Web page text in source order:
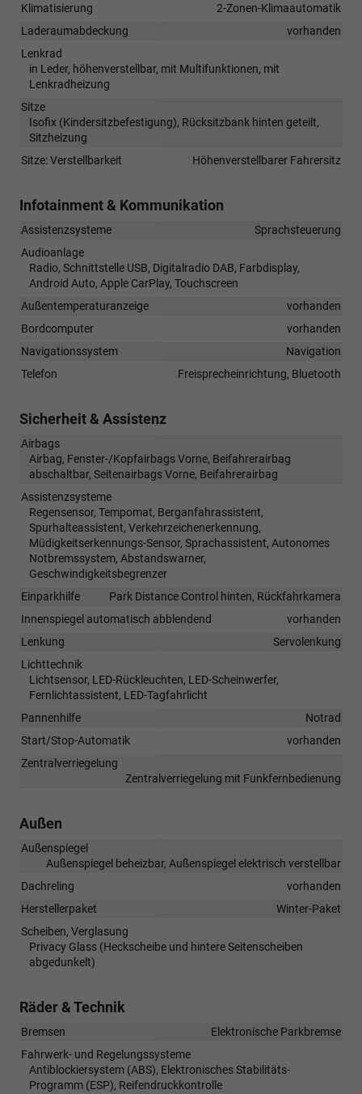
Klimatisierung
2-Zonen-Klimaautomatik
Laderaumabdeckung
vorhanden
Lenkrad
in Leder, höhenverstellbar, mit Multifunktionen, mit
Lenkradheizung
Sitze
Isofix (Kindersitzbefestigung), Rücksitzbank hinten geteilt,
Sitzheizung
Sitze: Verstellbarkeit
Höhenverstellbarer Fahrersitz
Infotainment & Kommunikation
Assistenzsysteme
Sprachsteuerung
Audioanlage
Radio, Schnittstelle USB, Digitalradio DAB, Farbdisplay,
Android Auto, Apple CarPlay, Touchscreen
Außentemperaturanzeige
vorhanden
Bordcomputer
vorhanden
Navigationssystem
Navigation
Telefon
Freisprecheinrichtung, Bluetooth
Sicherheit & Assistenz
Airbags
Airbag, Fenster-/Kopfairbags Vorne, Beifahrerairbag
abschaltbar, Seitenairbags Vorne, Beifahrerairbag
Assistenzsysteme
Regensensor, Tempomat, Berganfahrassistent,
Spurhalteassistent, Verkehrzeichenerkennung,
Müdigkeitserkennungs-Sensor, Sprachassistent, Autonomes
Notbremssystem, Abstandswarner,
Geschwindigkeitsbegrenzer
Einparkhilfe
Park Distance Control hinten, Rückfahrkamera
Innenspiegel automatisch abblendend
vorhanden
Lenkung
Servolenkung
Lichttechnik
Lichtsensor, LED-Rückleuchten, LED-Scheinwerfer,
Fernlichtassistent, LED-Tagfahrlicht
Pannenhilfe
Notrad
Start/Stop-Automatik
vorhanden
Zentralverriegelung
Zentralverriegelung mit Funkfernbedienung
Außen
Außenspiegel
Außenspiegel beheizbar, Außenspiegel elektrisch verstellbar
Dachreling
vorhanden
Herstellerpaket
Winter-Paket
Scheiben, Verglasung
Privacy Glass (Heckscheibe und hintere Seitenscheiben
abgedunkelt)
Räder & Technik
Bremsen
Elektronische Parkbremse
Fahrwerk- und Regelungssysteme
Antiblockiersystem (ABS), Elektronisches Stabilitäts-
Programm (ESP), Reifendruckkontrolle